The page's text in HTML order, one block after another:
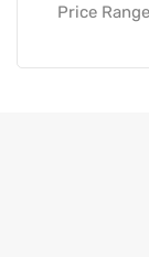
Price Range